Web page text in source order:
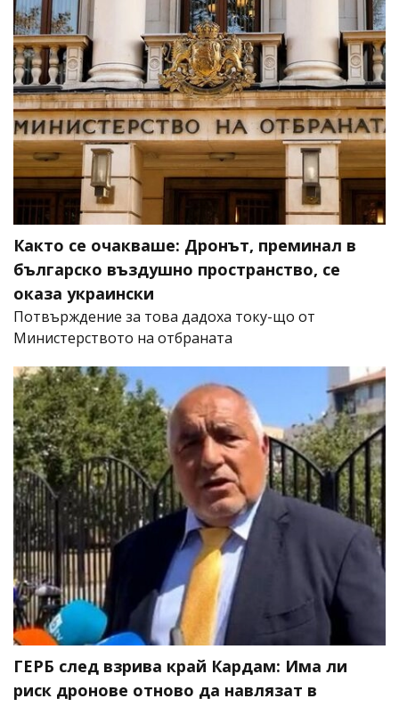
Както се очакваше: Дронът, преминал в
българско въздушно пространство, се
оказа украински
Потвърждение за това дадоха току-що от
Министерството на отбраната
ГЕРБ след взрива край Кардам: Има ли
риск дронове отново да навлязат в